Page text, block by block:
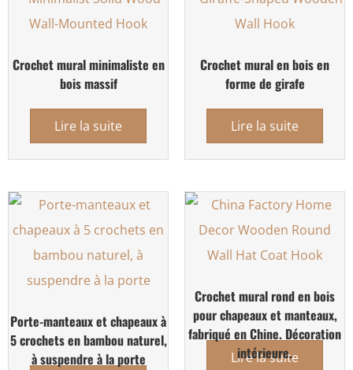
Crochet mural minimaliste en
bois massif
Lire la suite
Crochet mural en bois en
forme de girafe
Lire la suite
Porte-manteaux et chapeaux à
5 crochets en bambou naturel,
à suspendre à la porte
Crochet mural rond en bois
pour chapeaux et manteaux,
fabriqué en Chine. Décoration
intérieure.
Lire la suite